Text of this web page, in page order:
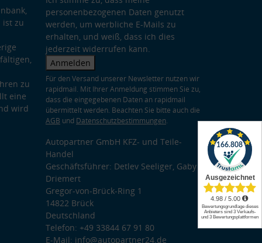
ist zu
zu
eine
wird
personenbezogenen Daten genutzt
werden, um werbliche E-Mails zu
erhalten, und weiß, dass ich dies
jederzeit widerrufen kann.
Anmelden
Für den Versand unserer Newsletter nutzen wir
rapidmail. Mit Ihrer Anmeldung stimmen Sie zu,
dass die eingegebenen Daten an rapidmail
übermittelt werden. Beachten Sie bitte auch die
AGB und Datenschutzbestimmungen.
Autopartner GmbH KFZ- und Teile-
Handel
Geschäftsführer: Detlev Seeliger, Gaby
Driemert
Gregor-von-Brück-Ring 1
14822 Brück
Deutschland
Telefon: +49 33844 67 91 80
E-Mail: info@autopartner24.de